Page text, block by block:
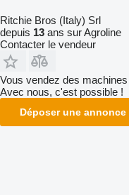
Ritchie Bros (Italy) Srl
depuis 13 ans sur Agroline
Contacter le vendeur
Vous vendez des
Avec nous, c'est possible !
Déposer une annonce